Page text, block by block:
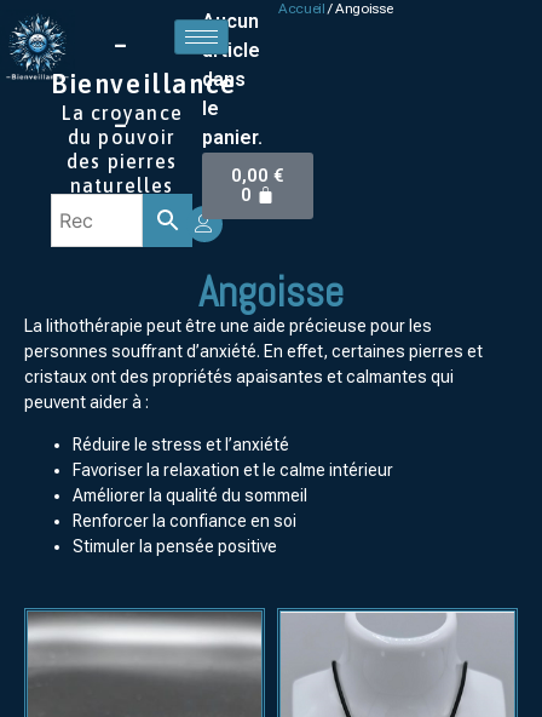
–
Bienveillance
–
La croyance
du pouvoir
des pierres
naturelles
Aucun
article
dans
le
panier.
0,00€
0
Accueil/ Angoisse
Angoisse
La lithothérapie peut être une aide précieuse pour les
personnes souffrant d’anxiété. En effet, certaines pierres et
cristaux ont des propriétés apaisantes et calmantes qui
peuvent aider à :
Réduire le stress et l’anxiété
Favoriser la relaxation et le calme intérieur
Améliorer la qualité du sommeil
Renforcer la confiance en soi
Stimuler la pensée positive